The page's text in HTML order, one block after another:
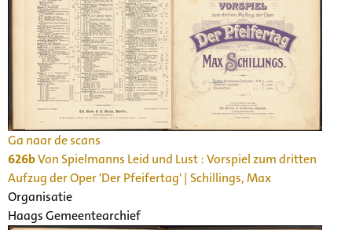
Ga naar de scans
626bVon Spielmanns Leid und Lust : Vorspiel zum dritten
Aufzug der Oper 'Der Pfeifertag' | Schillings, Max
Organisatie
Haags Gemeentearchief